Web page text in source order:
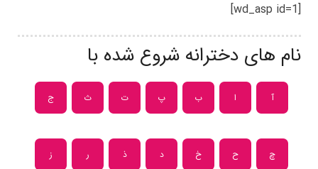
[wd_asp id=1]
نام های دخترانه شروع شده با
آ ا ب پ ت ث ج
چ ح خ د ذ ر ز